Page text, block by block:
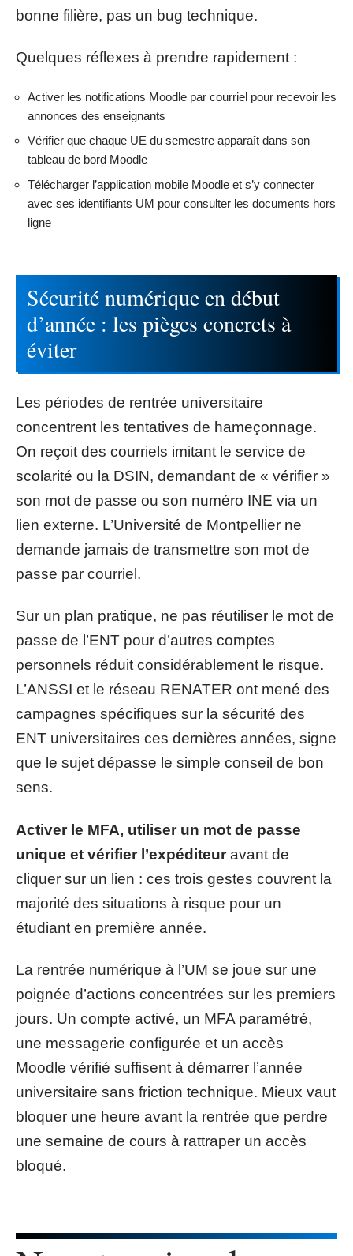
bonne filière, pas un bug technique.
Quelques réflexes à prendre rapidement :
Activer les notifications Moodle par courriel pour recevoir les
annonces des enseignants
Vérifier que chaque UE du semestre apparaît dans son
tableau de bord Moodle
Télécharger l’application mobile Moodle et s’y connecter
avec ses identifiants UM pour consulter les documents hors
ligne
Sécurité numérique en début
d’année : les pièges concrets à
éviter
Les périodes de rentrée universitaire
concentrent les tentatives de hameçonnage.
On reçoit des courriels imitant le service de
scolarité ou la DSIN, demandant de « vérifier »
son mot de passe ou son numéro INE via un
lien externe. L’Université de Montpellier ne
demande jamais de transmettre son mot de
passe par courriel.
Sur un plan pratique, ne pas réutiliser le mot de
passe de l’ENT pour d’autres comptes
personnels réduit considérablement le risque.
L’ANSSI et le réseau RENATER ont mené des
campagnes spécifiques sur la sécurité des
ENT universitaires ces dernières années, signe
que le sujet dépasse le simple conseil de bon
sens.
Activer le MFA, utiliser un mot de passe
unique et vérifier l’expéditeuravant de
cliquer sur un lien : ces trois gestes couvrent la
majorité des situations à risque pour un
étudiant en première année.
La rentrée numérique à l’UM se joue sur une
poignée d’actions concentrées sur les premiers
jours. Un compte activé, un MFA paramétré,
une messagerie configurée et un accès
Moodle vérifié suffisent à démarrer l’année
universitaire sans friction technique. Mieux vaut
bloquer une heure avant la rentrée que perdre
une semaine de cours à rattraper un accès
bloqué.